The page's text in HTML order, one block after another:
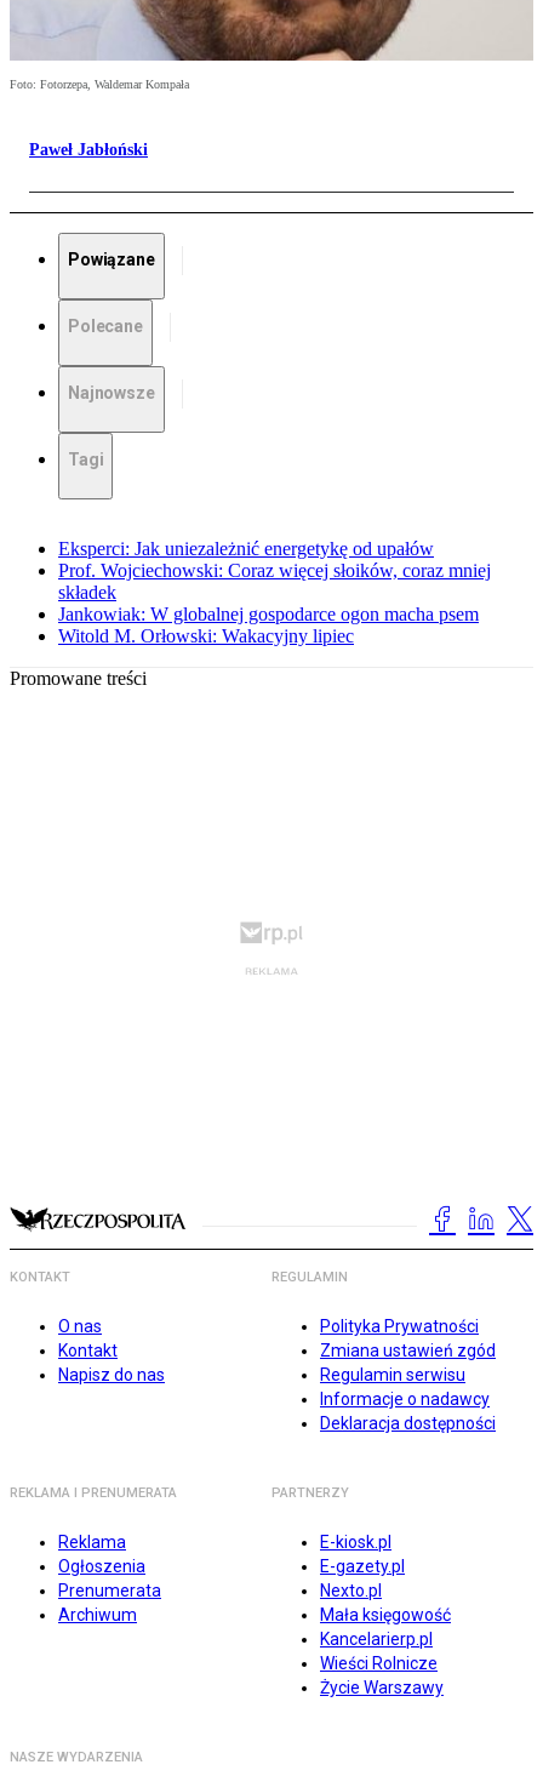
Foto: Fotorzepa, Waldemar Kompała
Paweł Jabłoński
Powiązane
Polecane
Najnowsze
Tagi
Eksperci: Jak uniezależnić energetykę od upałów
Prof. Wojciechowski: Coraz więcej słoików, coraz mniej
składek
Jankowiak: W globalnej gospodarce ogon macha psem
Witold M. Orłowski: Wakacyjny lipiec
Promowane treści
KONTAKT
O nas
Kontakt
Napisz do nas
REGULAMIN
Polityka Prywatności
Zmiana ustawień zgód
Regulamin serwisu
Informacje o nadawcy
Deklaracja dostępności
REKLAMA I PRENUMERATA
Reklama
Ogłoszenia
Prenumerata
Archiwum
PARTNERZY
E-kiosk.pl
E-gazety.pl
Nexto.pl
Mała księgowość
Kancelarierp.pl
Wieści Rolnicze
Życie Warszawy
NASZE WYDARZENIA